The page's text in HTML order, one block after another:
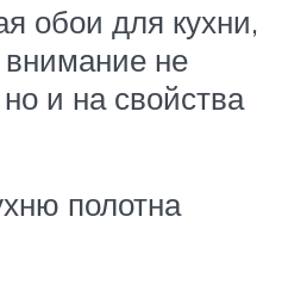
обои для кухни,
не
и на свойства
полотна